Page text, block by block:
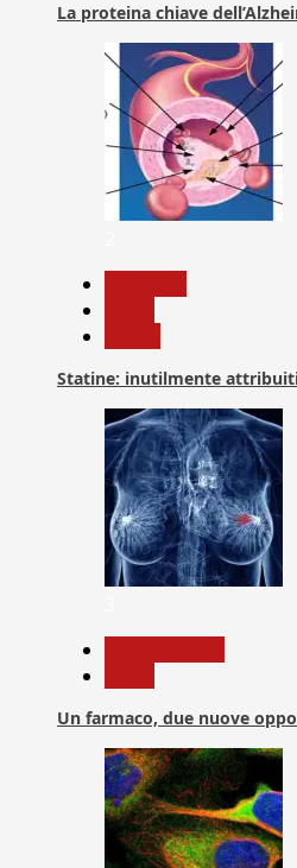
La proteina chiave
Statine: inutilmente
Un farmaco, due nuove